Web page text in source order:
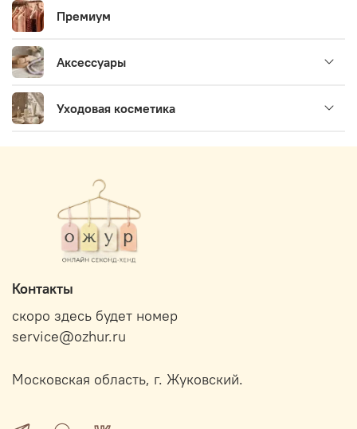
Премиум
Аксессуары
Уходовая косметика
Контакты
скоро здесь будет номер
service@ozhur.ru
Московская область, г. Жуковский.